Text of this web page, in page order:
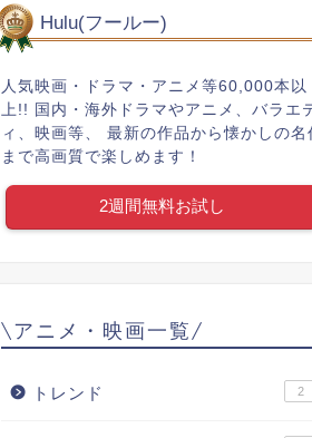
Hulu(フールー)
人気映画・ドラマ・アニメ等60,000本以
上!! 国内・海外ドラマやアニメ、バラエ
ィ、映画等、 最新の作品から懐かしの名
まで高画質で楽しめます！
2週間無料お試し
\アニメ・映画一覧/
トレンド 2